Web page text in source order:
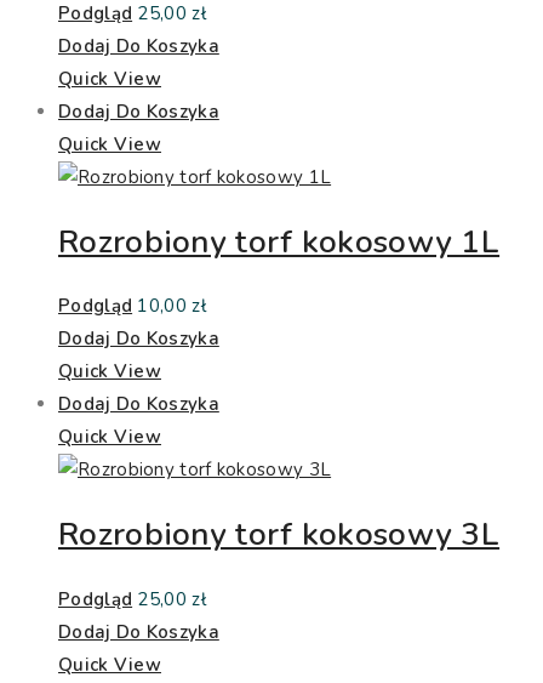
Podgląd 25,00zł
Dodaj Do Koszyka
Quick View
Dodaj Do Koszyka
Quick View
Rozrobiony torf kokosowy 1L
Podgląd 10,00zł
Dodaj Do Koszyka
Quick View
Dodaj Do Koszyka
Quick View
Rozrobiony torf kokosowy 3L
Podgląd 25,00zł
Dodaj Do Koszyka
Quick View